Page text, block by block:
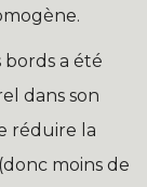
bords a été
dans son
réduire la
moins de